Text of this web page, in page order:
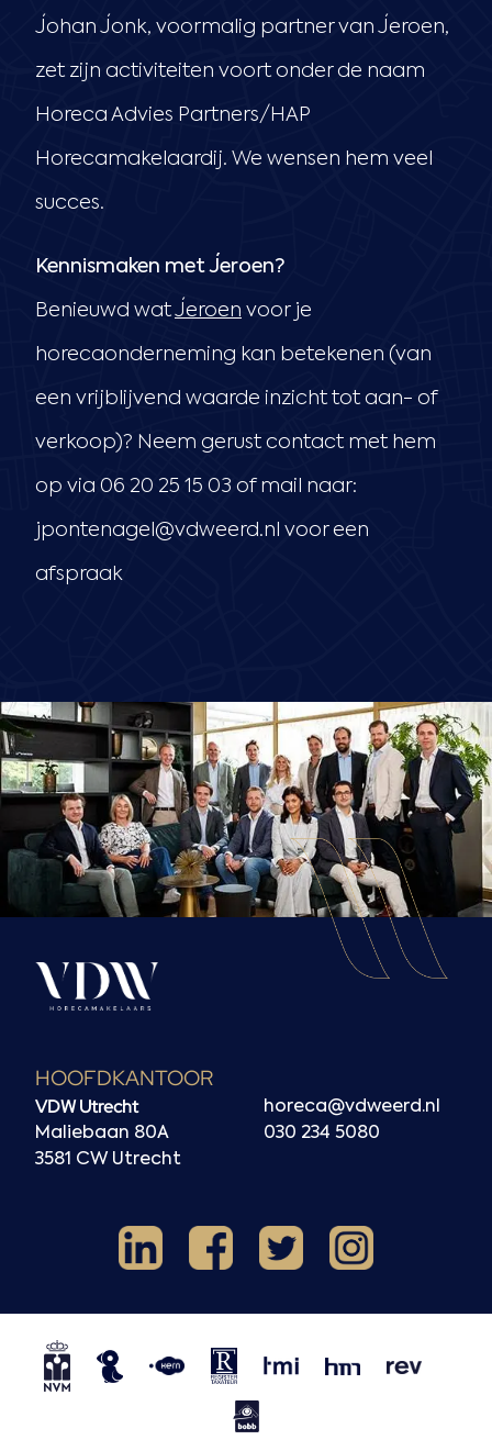
Johan Jonk, voormalig partner van Jeroen,
zet zijn activiteiten voort onder de naam
Horeca Advies Partners/HAP
Horecamakelaardij. We wensen hem veel
succes.
Kennismaken met Jeroen?
Benieuwd watJeroen voor je
horecaonderneming kan betekenen (van
een vrijblijvend waarde inzicht tot aan- of
verkoop)? Neem gerust contact met hem
op via 06 20 25 15 03 of mail naar:
jpontenagel@vdweerd.nl voor een
afspraak
HOOFDKANTOOR
VDW Utrecht
Maliebaan 80A
3581 CW Utrecht
horeca@vdweerd.nl
030 234 5080
LinkedInFacebook
X Instagram
NVM
Horecaspot
Kern
NRVT
TMI HMN REV
BOBB